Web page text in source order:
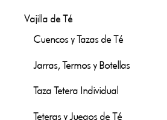
Vajilla de Té
Cuencos y Tazas de Té
Jarras, Termos y Botellas
Taza Tetera Individual
Teteras y Juegos de Té